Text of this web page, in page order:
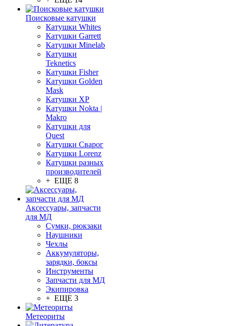
Поисковые катушки
Катушки Whites
Катушки Garrett
Катушки Minelab
Катушки
Teknetics
Катушки Fisher
Катушки Golden
Mask
Катушки XP
Катушки Nokta |
Makro
Катушки для
Quest
Катушки Сварог
Катушки Lorenz
Катушки разных
производителей
+ ЕЩЕ 8
Аксессуары, запчасти
для МД
Сумки, рюкзаки
Наушники
Чехлы
Аккумуляторы,
зарядки, боксы
Инструменты
Запчасти для МД
Экипировка
+ ЕЩЕ 3
Метеориты